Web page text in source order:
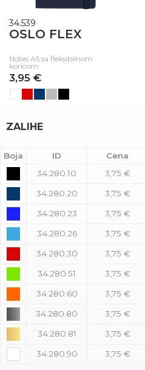
34.539
OSLO FLEX
Notes A5 sa fleksibilnom
koricom
3,95 €
ZALIHE
Boja ID Cena
34.280.10
3,75 €
34.280.20 3,75 €
34.280.23 3,75 €
34.280.26 3,75 €
34.280.30 3,75 €
34.280.51 3,75 €
34.280.60 3,75 €
34.280.80 3,75 €
34.280.81 3,75 €
34.280.90 3,75 €